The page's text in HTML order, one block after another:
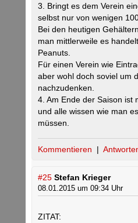
3. Bringt es dem Verein
selbst nur von wenigen
Bei den heutigen
man mittlerweile es
Peanuts.
Für einen Verein wie
aber wohl doch soviel um
nachzudenken.
4. Am Ende der Saison ist
und alle wissen wie man
müssen.
Kommentieren |
#25 Stefan Krieger
08.01.2015 um 09:34 Uhr
ZITAT: